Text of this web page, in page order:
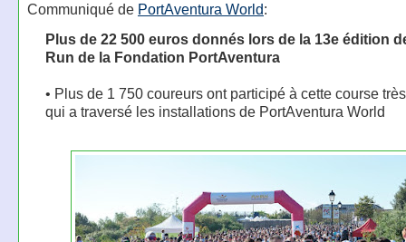
Communiqué de PortAventura World:
Plus de 22 500 euros donnés lors de la 13e édition
Run de la Fondation PortAventura
• Plus de 1 750 coureurs ont participé à cette course
qui a traversé les installations de PortAventura World